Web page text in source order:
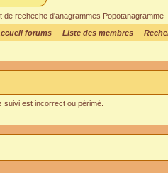
de recheche d'anagrammes Popotanagramme
forums Liste des membres
suivi est incorrect ou périmé.